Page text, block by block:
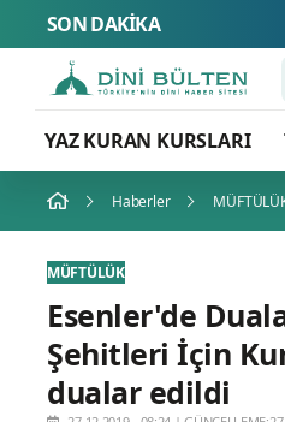
SON DAKİKA
YAZ KURAN KURSLARI
Haberler
MÜFTÜLÜK
Esenler'de
Şehitleri İçin
dualar edildi